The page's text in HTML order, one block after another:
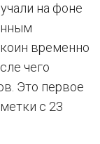
на фоне
временно
чего
Это первое
с 23